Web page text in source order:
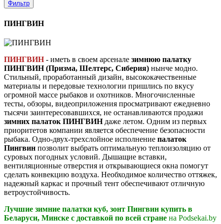
Фильтр
ПИНГВИН
ПИНГВИН- иметь в своем арсенале зимнюю палатку
ПИНГВИН (Призма, Шелтерс, Сиберия) нынче модно.
Стильный, проработанный дизайн, высококачественные
материалы и передовые технологии пришлись по вкусу
огромной массе рыбаков и охотников. Многочисленные
тесты, обзоры, видеоприложения просматривают ежедневно
тысячи заинтересовавшихся, не останавливаются продажи
зимних палаток ПИНГВИНдаже летом. Одним из первых
приоритетов компании является обеспечение безопасности
рыбака. Одно-двух-трехслойное исполнение палаток
Пингвин позволит выбрать оптимальную теплоизоляцию от
суровых погодных условий. Дышащие вставки,
вентиляционные отверстия и открывающиеся окна помогут
сделать конвекцию воздуха. Необходимое количество оттяжек,
надежный каркас и прочный тент обеспечивают отличную
ветроустойчивость.
Лучшие зимние палатки куб, зонт Пингвин купить в
Беларуси, Минске с доставкой по всей стране на Podsekai.by